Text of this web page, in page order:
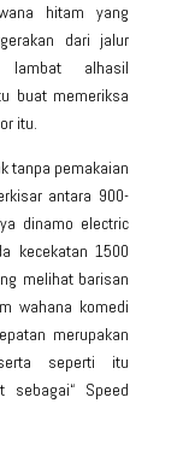
hitam yang
dari jalur
lambat alhasil
buat memeriksa
itu.
tanpa pemakaian
antara 900-
dinamo electric
kecekatan 1500
melihat barisan
wahana komedi
merupakan
seperti itu
sebagai“ Speed